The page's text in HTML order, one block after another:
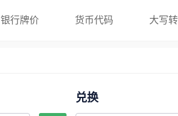
银行牌价 货币代码 大写
兑换